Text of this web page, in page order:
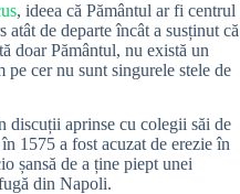
, ideea că Pământul ar fi centrul
de departe încât a susținut că
doar Pământul, nu există un
pe cer nu sunt singurele stele de
discuții aprinse cu colegii săi de
1575 a fost acuzat de erezie în
șansă de a ține piept unei
din Napoli.